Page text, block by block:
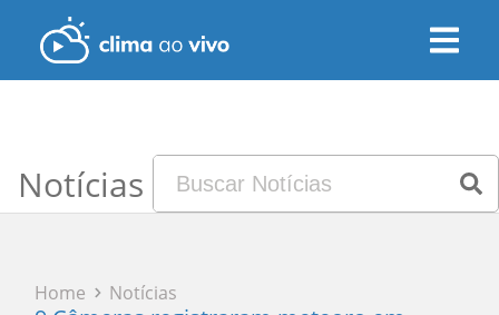
Notícias
Home Notícias